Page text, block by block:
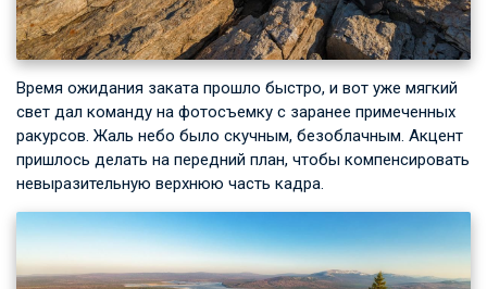
Время ожидания заката прошло быстро, и вот уже мягкий
свет дал команду на фотосъемку с заранее примеченных
ракурсов. Жаль небо было скучным, безоблачным. Акцент
пришлось делать на передний план, чтобы компенсировать
невыразительную верхнюю часть кадра.